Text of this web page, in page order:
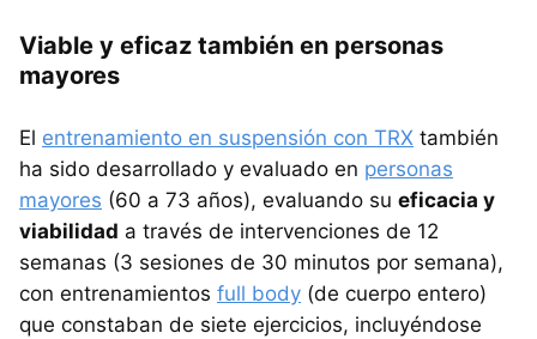
Viable y eficaz también en personas
mayores
El entrenamiento en suspensión con TRX también
ha sido desarrollado y evaluado en personas
mayores (60 a 73 años), evaluando su eficacia y
viabilidad a través de intervenciones de 12
semanas (3 sesiones de 30 minutos por semana),
con entrenamientos full body (de cuerpo entero)
que constaban de siete ejercicios, incluyéndose